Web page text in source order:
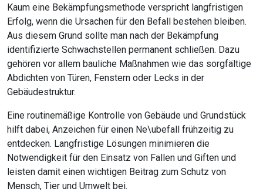
Kaum eine Bekämpfungsmethode verspricht langfristigen
Erfolg, wenn die Ursachen für den Befall bestehen bleiben.
Aus diesem Grund sollte man nach der Bekämpfung
identifizierte Schwachstellen permanent schließen. Dazu
gehören vor allem bauliche Maßnahmen wie das sorgfältige
Abdichten von Türen, Fenstern oder Lecks in der
Gebäudestruktur.
Eine routinemäßige Kontrolle von Gebäude und Grundstück
hilft dabei, Anzeichen für einen Ne\ubefall frühzeitig zu
entdecken. Langfristige Lösungen minimieren die
Notwendigkeit für den Einsatz von Fallen und Giften und
leisten damit einen wichtigen Beitrag zum Schutz von
Mensch, Tier und Umwelt bei.